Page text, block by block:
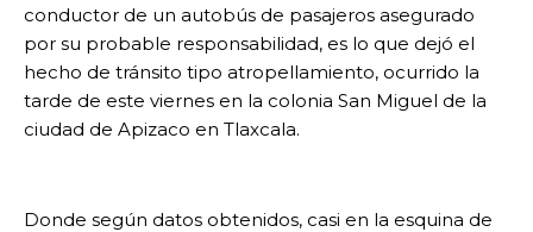
conductor de un autobús de pasajeros asegurado
por su probable responsabilidad, es lo que dejó el
hecho de tránsito tipo atropellamiento, ocurrido la
tarde de este viernes en la colonia San Miguel de la
ciudad de Apizaco en Tlaxcala.
Donde según datos obtenidos, casi en la esquina de